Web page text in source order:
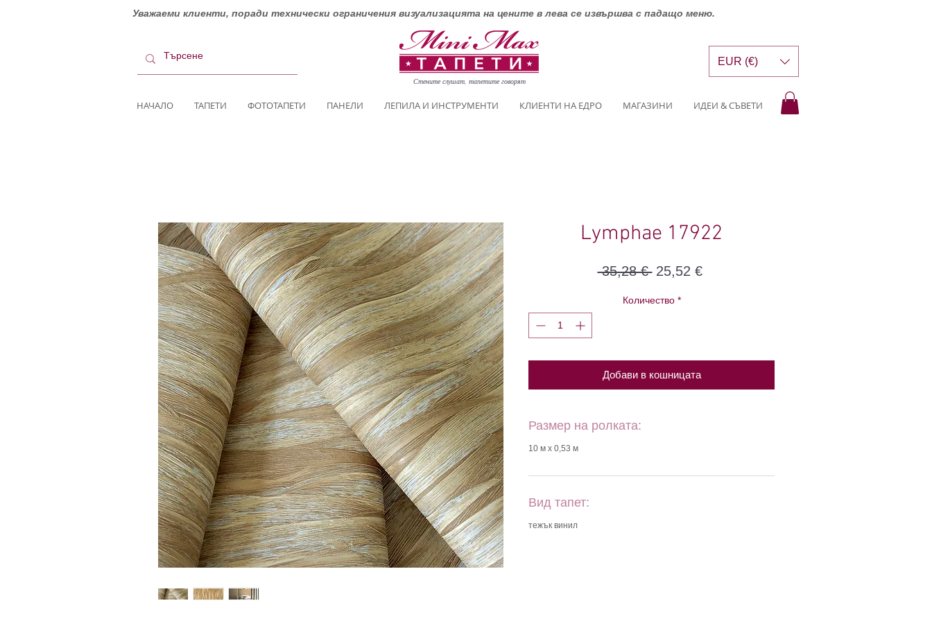
Уважаеми клиенти, поради технически ограничения визуализацията на цените в лева се извършва с падащо меню.
Стените слушат, тапетите говорят
НАЧАЛО ТАПЕТИ ФОТОТАПЕТИ ПАНЕЛИ ЛЕПИЛА И ИНСТРУМЕНТИ КЛИЕНТИ НА ЕДРО МАГАЗИНИ ИДЕИ & СЪВЕТИ
EUR (€)
Lymphae 17922
35,28 € Редовна
25,52 €Продажна
Количество *
Добави в кошницата
Размер на ролката:
10 м х 0,53 м
Вид тапет:
тежък винил